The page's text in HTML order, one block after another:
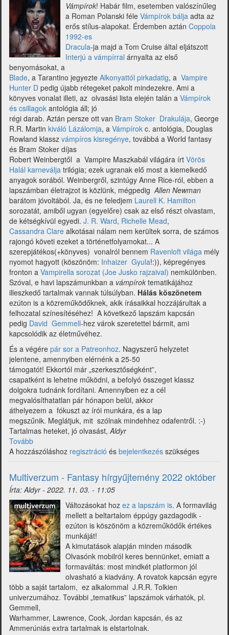
Vámpírok! Habár film, esetemben valószínűleg
a Roman Polanski féle Vámpírok bálja adta az
erős stílus-alapokat. Érdemben aztán Coppola
1992-es
Dracula-ja majd a Tom Cruise által eljátszott
Interjú a vámpírral árnyalta az első
benyomásokat, a
Blade, a Tarantino jegyezte Alkonyattól pirkadatig, a Vampire
Hunter D pedig újabb rétegeket pakolt mindezekre. Ami a
könyves vonalat illeti, az olvasási lista elején talán a Vámpírok
és csillagok antológia áll; jó
régi darab. Aztán persze ott van Bram Stoker Drakulája, George
R.R. Martin kiváló Lázálomja, a Vámpírok c. antológia, Douglas
Rowland klassz vámpíros kisregénye, továbbá a World fantasy
és Bram Stoker díjas
Robert Weinbergtől a Vampire Maszkabál világára írt Vörös
Halál karneválja trilógia; ezek ugranak elő most a kiemelkedő
anyagok sorából. Weinbergről, szintúgy Anne Rice-ról, ebben a
lapszámban életrajzot is közlünk, mégpedigAllen Newman
barátom jóvoltából. Ja, és ne feledjem Laurell K. Hamilton
sorozatát, amiből ugyan (egyelőre) csak az első részt olvastam,
de kétségkívül egyedi. J. R. Ward, Richelle Mead,
Cassandra Clare alkotásai nálam nem kerültek sorra, de számos
rajongó követi ezeket a történetfolyamokat... A
szerepjátékos(+könyves) vonalról bennem Ravenloft világa mély
nyomot hagyott (köszönöm: Inhaizer Gyula!:)), képregényes
fronton a Vampirella sorozat (Joe Jusko rajzaival) nemkülönben.
Szóval, e havi lapszámunkban a vámpírok tematikájához
illeszkedő tartalmak vannak túlsúlyban. Hálás köszönetem
ezúton is a közreműködőknek, akik írásaikkal hozzájárultak a
felhozatal színesítéséhez! A következő lapszám kapcsán
pedig David Gemmell-hez várok szeretettel bármit, ami
kapcsolódik az életművéhez.
És a végére pár sor a Patreonhoz. Nagyszerű helyzetet
jelentene, amennyiben elérnénk a 25-50
támogatót! Ekkortól már „szerkesztőségként”,
csapatként is lehetne működni, a befolyó összeget klassz
dolgokra tudnánk fordítani. Amennyiben ez a cél
megvalósíthatatlan pár hónapon belül, akkor
áthelyezem a fókuszt az írói munkára, és a lap
megszűnik. Meglátjuk, mit szólnak mindehhez odafentről. :-)
Tartalmas heteket, jó olvasást,Aldyr
Tovább
-
Fantasy
hírgyűjtemény
2022
november)
A hozzászóláshoz regisztráció és bejelentkezés szükséges
Multiverzum - Fantasy hírgyűjtemény 2022 október
Írta:Aldyr- 2022. 11. 03. - 11:05
Változásokat hoz ez a lapszám is. A formavilág
mellett a beltartalom éppúgy gazdagodik -
ezúton is köszönöm a közreműködők értékes
munkáját!
A kimutatások alapján minden második
Olvasónk mobilról keres bennünket, emiatt a
formaváltás: most mindkét platformon jól
olvasható a kiadvány. A rovatok kapcsán egyre
több a saját tartalom, ez alkalommal J.R.R. Tolkien
univerzumához. További „tematikus” lapszámok várhatók, pl.
Gemmell,
Warhammer, Lawrence, Cook, Jordan kapcsán, és az
Ammerúniás extra tartalmak is elstartolnak.